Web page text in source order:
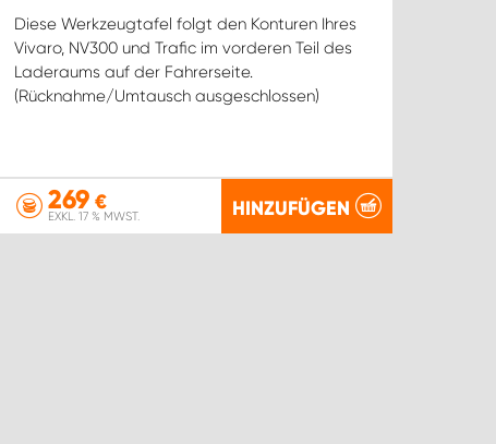
Diese Werkzeugtafel folgt den Konturen Ihres
Vivaro, NV300 und Trafic im vorderen Teil des
Laderaums auf der Fahrerseite.
(Rücknahme/Umtausch ausgeschlossen)
269 €
EXKL. 17 % MWST. HINZUFÜGEN